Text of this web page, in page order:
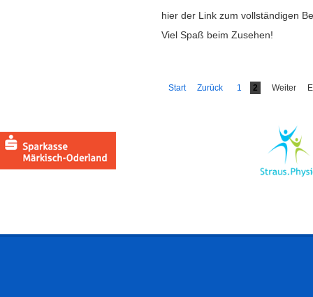
hier der Link zum vollständigen
Viel Spaß beim Zusehen!
Start Zurück 1 2 Weiter